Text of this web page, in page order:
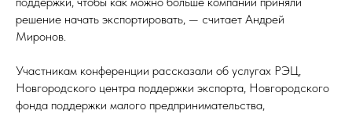
решение начать экспортировать, — считает Андрей
Миронов.
Участникам конференции рассказали об услугах РЭЦ,
Новгородского центра поддержки экспорта, Новгородского
фонда поддержки малого предпринимательства,